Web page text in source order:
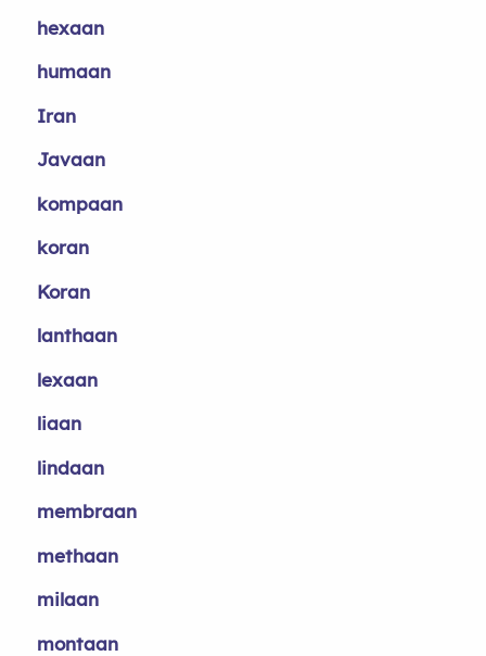
hexaan
humaan
Iran
Javaan
kompaan
koran
Koran
lanthaan
lexaan
liaan
lindaan
membraan
methaan
milaan
montaan